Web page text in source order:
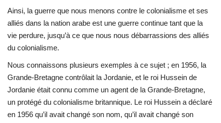
Ainsi, la guerre que nous menons contre le colonialisme et ses
alliés dans la nation arabe est une guerre continue tant que la
vie perdure, jusqu’à ce que nous nous débarrassions des alliés
du colonialisme.
Nous connaissons plusieurs exemples à ce sujet ; en 1956, la
Grande-Bretagne contrôlait la Jordanie, et le roi Hussein de
Jordanie était connu comme un agent de la Grande-Bretagne,
un protégé du colonialisme britannique. Le roi Hussein a déclaré
en 1956 qu’il avait changé son nom, qu’il avait changé son